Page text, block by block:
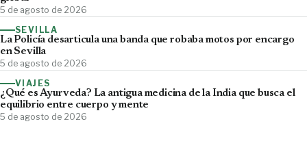
5 de agosto de 2026
SEVILLA
La Policía desarticula una banda que robaba motos por encargo
en Sevilla
5 de agosto de 2026
VIAJES
¿Qué es Ayurveda? La antigua medicina de la India que busca el
equilibrio entre cuerpo y mente
5 de agosto de 2026